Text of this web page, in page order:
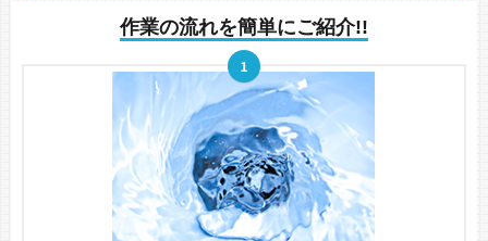
作業の流れを簡単にご紹介!!